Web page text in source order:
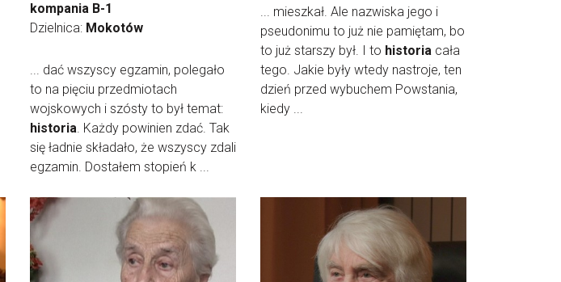
kompania B-1
Dzielnica: Mokotów
... dać wszyscy egzamin, polegało
to na pięciu przedmiotach
wojskowych i szósty to był temat:
historia. Każdy powinien zdać. Tak
się ładnie składało, że wszyscy zdali
egzamin. Dostałem stopień k ...
... mieszkał. Ale nazwiska jego i
pseudonimu to już nie pamiętam, bo
to już starszy był. I to historia cała
tego. Jakie były wtedy nastroje, ten
dzień przed wybuchem Powstania,
kiedy ...